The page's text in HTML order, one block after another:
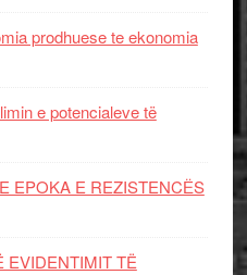
prodhuese te ekonomia
e potencialeve të
EPOKA E REZISTENCЁS
EVIDENTIMIT TË